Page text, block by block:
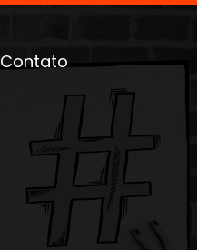
Contato